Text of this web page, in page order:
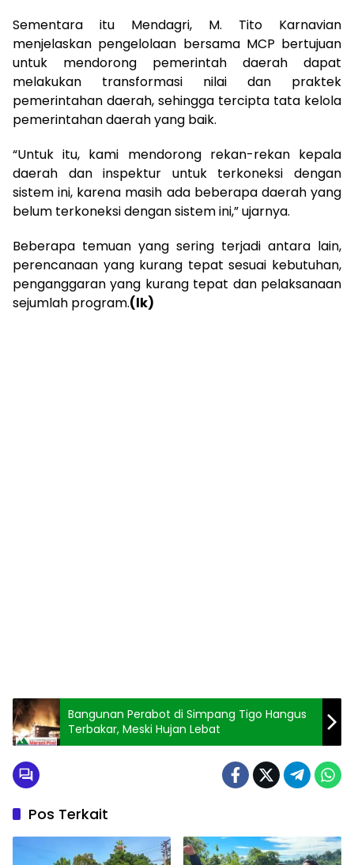
Sementara itu Mendagri, M. Tito Karnavian
menjelaskan pengelolaan bersama MCP bertujuan
untuk mendorong pemerintah daerah dapat
melakukan transformasi nilai dan praktek
pemerintahan daerah, sehingga tercipta tata kelola
pemerintahan daerah yang baik.
“Untuk itu, kami mendorong rekan-rekan kepala
daerah dan inspektur untuk terkoneksi dengan
sistem ini, karena masih ada beberapa daerah yang
belum terkoneksi dengan sistem ini,” ujarnya.
Beberapa temuan yang sering terjadi antara lain,
perencanaan yang kurang tepat sesuai kebutuhan,
penganggaran yang kurang tepat dan pelaksanaan
sejumlah program.(lk)
Bangunan Perabot di Simpang Tigo Hangus
Terbakar, Meski Hujan Lebat
Pos Terkait